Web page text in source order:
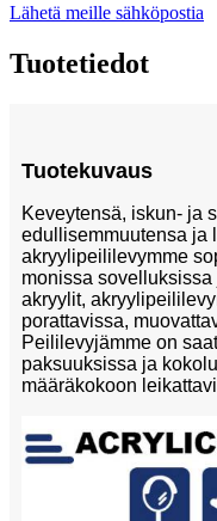
Lähetä meille sähköpostia
Tuotetiedot
Tuotekuvaus
Keveytensä, iskun- ja
edullisemmuutensa ja
akryylipeililevymme
monissa
akryylit,
porattavissa,
Peililevyjämme on
paksuuksissa ja
määräkokoon